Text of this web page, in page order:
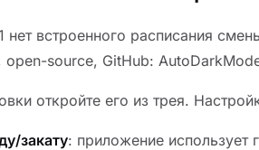
нет встроенного расписания
open-source, GitHub:
откройте его из трея.
закату: приложение использует